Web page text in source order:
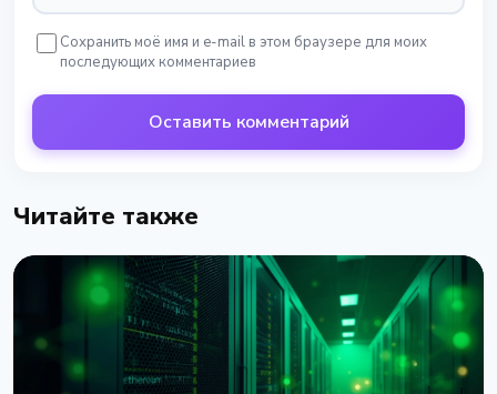
Сохранить моё имя и e-mail в этом браузере для моих
последующих комментариев
Оставить комментарий
Читайте также